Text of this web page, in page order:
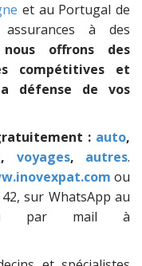
et au Portugal de
à des
nous offrons des
compétitives et
défense de vos
: auto,
, voyages, autres.
ou
sur WhatsApp au
par mail à